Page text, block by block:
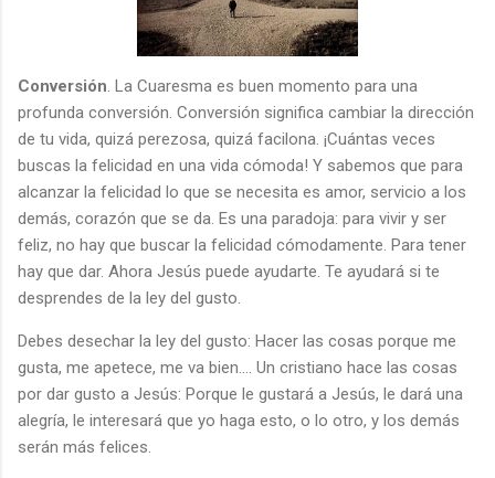
Conversión. La Cuaresma es buen momento para una
profunda conversión. Conversión significa cambiar la dirección
de tu vida, quizá perezosa, quizá facilona. ¡Cuántas veces
buscas la felicidad en una vida cómoda! Y sabemos que para
alcanzar la felicidad lo que se necesita es amor, servicio a los
demás, corazón que se da. Es una paradoja: para vivir y ser
feliz, no hay que buscar la felicidad cómodamente. Para tener
hay que dar. Ahora Jesús puede ayudarte. Te ayudará si te
desprendes de la ley del gusto.
Debes desechar la ley del gusto: Hacer las cosas porque me
gusta, me apetece, me va bien.... Un cristiano hace las cosas
por dar gusto a Jesús: Porque le gustará a Jesús, le dará una
alegría, le interesará que yo haga esto, o lo otro, y los demás
serán más felices.